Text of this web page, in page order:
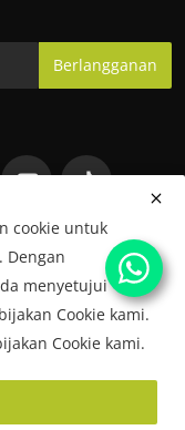
Berlangganan
cookie untuk
Dengan
menyetujui
Cookie kami.
Cookie kami.